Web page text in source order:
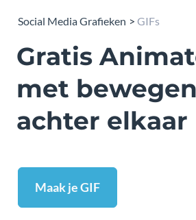
Social Media Grafieken GIFs
Gratis
met
achter elkaar
Maak je GIF